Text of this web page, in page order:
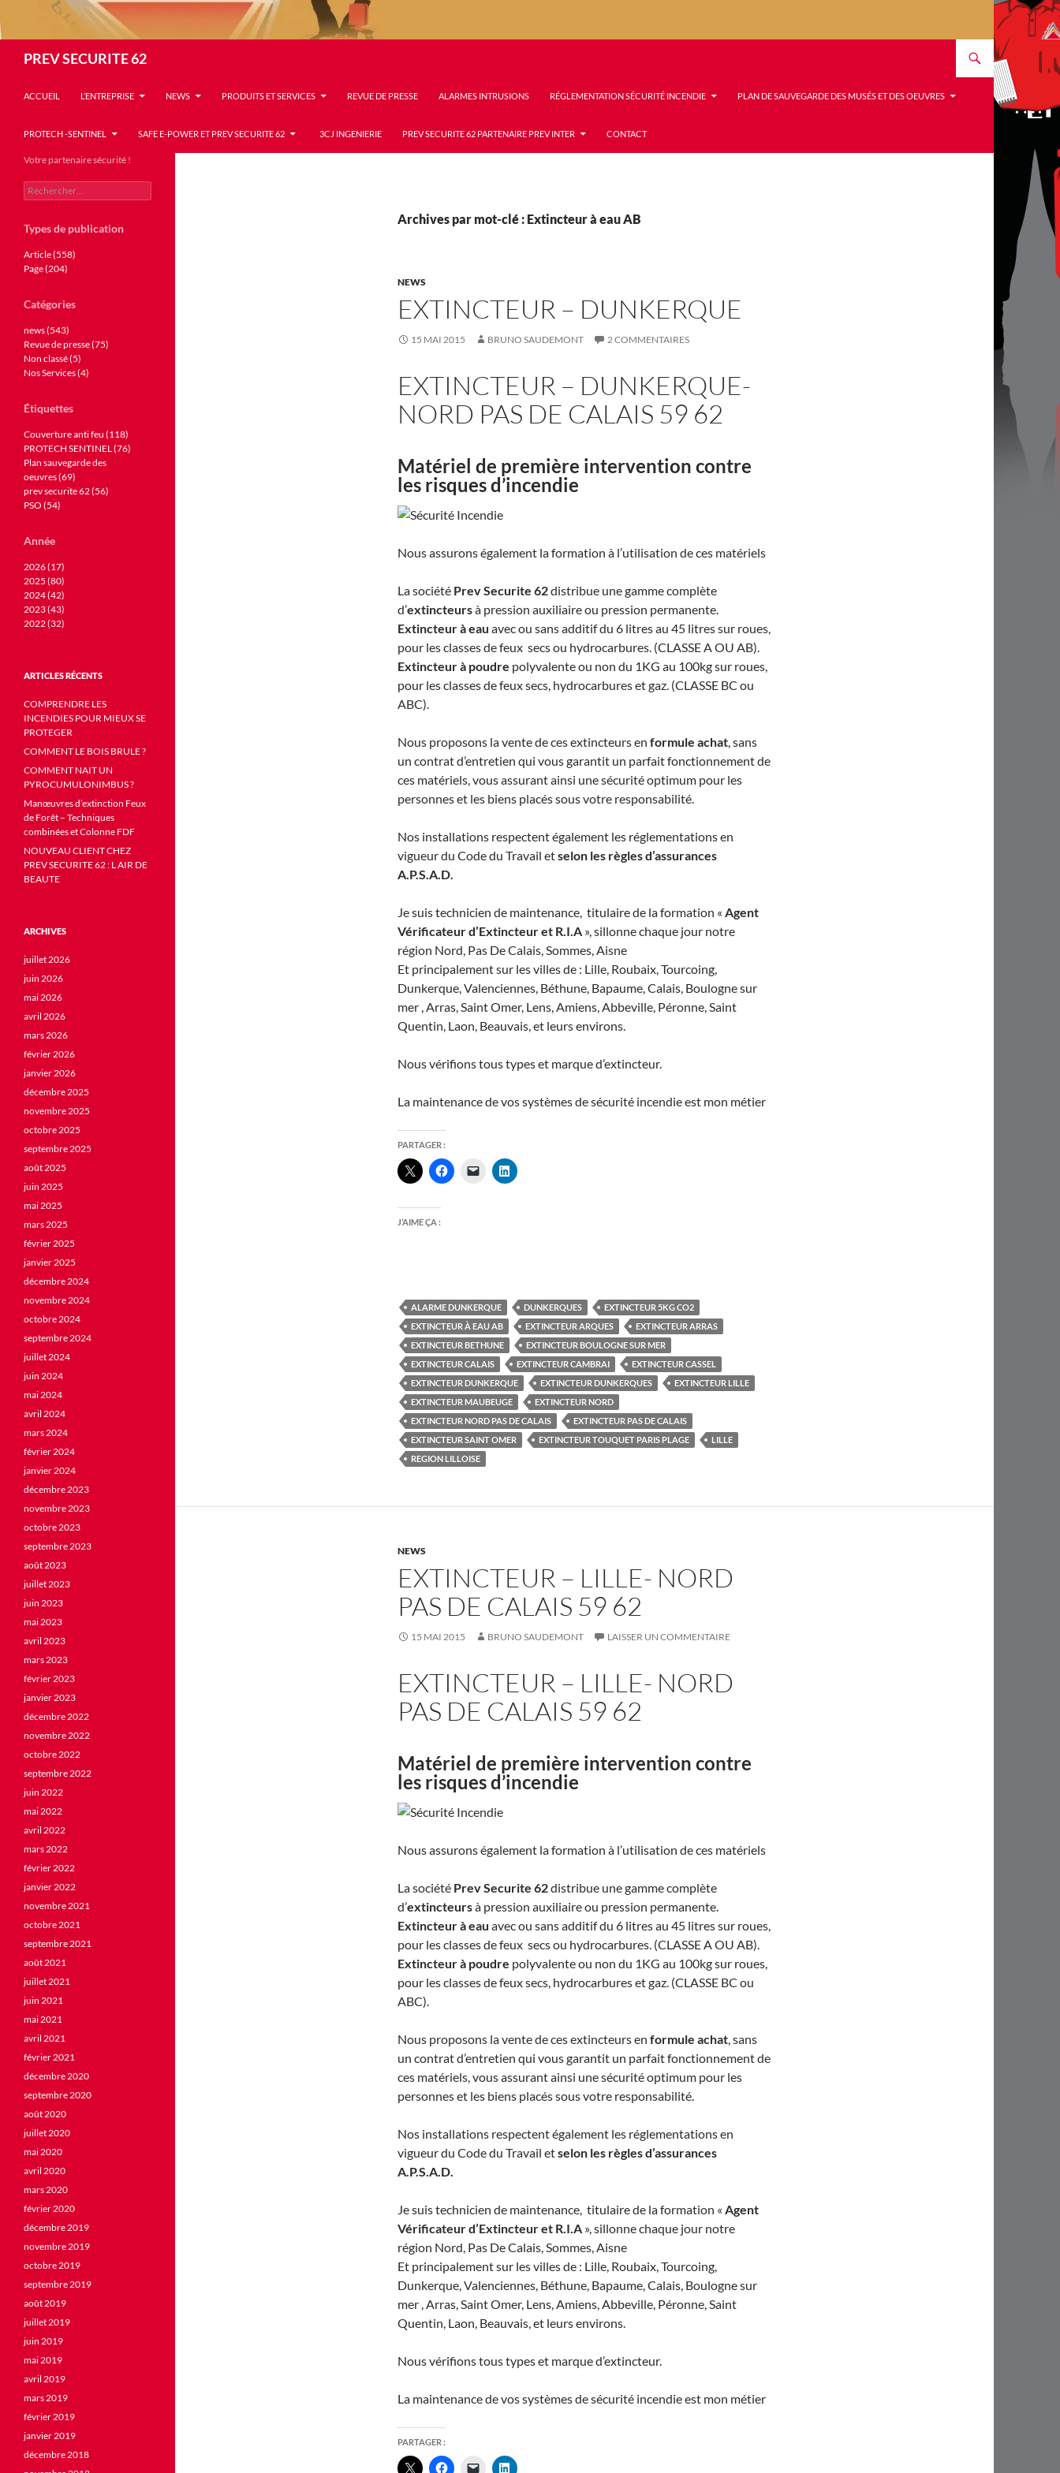
PREV SECURITE 62
ACCUEIL L’ENTREPRISE NEWS PRODUITS ET SERVICES REVUE DE PRESSE ALARMES INTRUSIONS RÉGLEMENTATION SÉCURITÉ INCENDIE PLAN DE SAUVEGARDE DES MUSÉS ET DES OEUVRES
PROTECH -SENTINEL SAFE E-POWER ET PREV SECURITE 62 3CJ INGENIERIE PREV SECURITE 62 PARTENAIRE PREV INTER CONTACT
Archives par mot-clé : Extincteur à eau AB
NEWS
EXTINCTEUR – DUNKERQUE
15 MAI 2015 BRUNO SAUDEMONT 2 COMMENTAIRES
EXTINCTEUR – DUNKERQUE-
NORD PAS DE CALAIS 59 62
Matériel de première intervention contre
les risques d’incendie
Nous assurons également la formation à l’utilisation de ces matériels
La société Prev Securite 62distribue une gamme complète
d’extincteursà pression auxiliaire ou pression permanente.
Extincteur à eau avec ou sans additif du 6 litres au 45 litres sur roues,
pour les classes de feux secs ou hydrocarbures. (CLASSE A OU AB).
Extincteur à poudre polyvalente ou non du 1KG au 100kg sur roues,
pour les classes de feux secs, hydrocarbures et gaz. (CLASSE BC ou
ABC).
Nous proposons la vente de ces extincteurs en formule achat, sans
un contrat d’entretien qui vous garantit un parfait fonctionnement de
ces matériels, vous assurant ainsi une sécurité optimum pour les
personnes et les biens placés sous votre responsabilité.
Nos installations respectent également les réglementations en
vigueur du Code du Travail etselon les règles d’assurances
A.P.S.A.D.
Je suis technicien de maintenance, titulaire de la formation « Agent
Vérificateur d’Extincteur et R.I.A », sillonne chaque jour notre
région Nord, Pas De Calais, Sommes, Aisne
Et principalement sur les villes de : Lille, Roubaix, Tourcoing,
Dunkerque, Valenciennes, Béthune, Bapaume, Calais, Boulogne sur
mer , Arras, Saint Omer, Lens, Amiens, Abbeville, Péronne, Saint
Quentin, Laon, Beauvais, et leurs environs.
Nous vérifions tous types et marque d’extincteur.
La maintenance de vos systèmes de sécurité incendie est mon métier
PARTAGER :
J’AIME ÇA :
ALARME DUNKERQUE DUNKERQUES
EXTINCTEUR 5KG CO2
EXTINCTEUR À EAU AB
EXTINCTEUR ARQUES
EXTINCTEUR ARRAS
EXTINCTEUR BETHUNE
EXTINCTEUR BOULOGNE SUR MER
EXTINCTEUR CALAIS
EXTINCTEUR CAMBRAI
EXTINCTEUR CASSEL
EXTINCTEUR DUNKERQUE
EXTINCTEUR DUNKERQUES
EXTINCTEUR LILLE
EXTINCTEUR MAUBEUGE
EXTINCTEUR NORD
EXTINCTEUR NORD PAS DE CALAIS
EXTINCTEUR PAS DE CALAIS
EXTINCTEUR SAINT OMER
EXTINCTEUR TOUQUET PARIS PLAGE
LILLE
REGION LILLOISE
NEWS
EXTINCTEUR – LILLE- NORD
PAS DE CALAIS 59 62
15 MAI 2015 BRUNO SAUDEMONT LAISSER UN COMMENTAIRE
EXTINCTEUR – LILLE- NORD
PAS DE CALAIS 59 62
Matériel de première intervention contre
les risques d’incendie
Nous assurons également la formation à l’utilisation de ces matériels
La société Prev Securite 62distribue une gamme complète
d’extincteursà pression auxiliaire ou pression permanente.
Extincteur à eau avec ou sans additif du 6 litres au 45 litres sur roues,
pour les classes de feux secs ou hydrocarbures. (CLASSE A OU AB).
Extincteur à poudre polyvalente ou non du 1KG au 100kg sur roues,
pour les classes de feux secs, hydrocarbures et gaz. (CLASSE BC ou
ABC).
Nous proposons la vente de ces extincteurs en formule achat, sans
un contrat d’entretien qui vous garantit un parfait fonctionnement de
ces matériels, vous assurant ainsi une sécurité optimum pour les
personnes et les biens placés sous votre responsabilité.
Nos installations respectent également les réglementations en
vigueur du Code du Travail etselon les règles d’assurances
A.P.S.A.D.
Je suis technicien de maintenance, titulaire de la formation « Agent
Vérificateur d’Extincteur et R.I.A », sillonne chaque jour notre
région Nord, Pas De Calais, Sommes, Aisne
Et principalement sur les villes de : Lille, Roubaix, Tourcoing,
Dunkerque, Valenciennes, Béthune, Bapaume, Calais, Boulogne sur
mer , Arras, Saint Omer, Lens, Amiens, Abbeville, Péronne, Saint
Quentin, Laon, Beauvais, et leurs environs.
Nous vérifions tous types et marque d’extincteur.
La maintenance de vos systèmes de sécurité incendie est mon métier
PARTAGER :
Votre partenaire sécurité !
Rechercher :
Types de publication
Article (558)
Page (204)
Catégories
news (543)
Revue de presse (75)
Non classé (5)
Nos Services (4)
Étiquettes
Couverture anti feu (118)
PROTECH SENTINEL (76)
Plan sauvegarde des
oeuvres (69)
prev securite 62 (56)
PSO (54)
Année
2026 (17)
2025 (80)
2024 (42)
2023 (43)
2022 (32)
ARTICLES RÉCENTS
COMPRENDRE LES
INCENDIES POUR MIEUX SE
PROTEGER
COMMENT LE BOIS BRULE ?
COMMENT NAIT UN
PYROCUMULONIMBUS ?
Manœuvres d’extinction Feux
de Forêt – Techniques
combinées et Colonne FDF
NOUVEAU CLIENT CHEZ
PREV SECURITE 62 : L AIR DE
BEAUTE
ARCHIVES
juillet 2026
juin 2026
mai 2026
avril 2026
mars 2026
février 2026
janvier 2026
décembre 2025
novembre 2025
octobre 2025
septembre 2025
août 2025
juin 2025
mai 2025
mars 2025
février 2025
janvier 2025
décembre 2024
novembre 2024
octobre 2024
septembre 2024
juillet 2024
juin 2024
mai 2024
avril 2024
mars 2024
février 2024
janvier 2024
décembre 2023
novembre 2023
octobre 2023
septembre 2023
août 2023
juillet 2023
juin 2023
mai 2023
avril 2023
mars 2023
février 2023
janvier 2023
décembre 2022
novembre 2022
octobre 2022
septembre 2022
juin 2022
mai 2022
avril 2022
mars 2022
février 2022
janvier 2022
novembre 2021
octobre 2021
septembre 2021
août 2021
juillet 2021
juin 2021
mai 2021
avril 2021
février 2021
décembre 2020
septembre 2020
août 2020
juillet 2020
mai 2020
avril 2020
mars 2020
février 2020
décembre 2019
novembre 2019
octobre 2019
septembre 2019
août 2019
juillet 2019
juin 2019
mai 2019
avril 2019
mars 2019
février 2019
janvier 2019
décembre 2018